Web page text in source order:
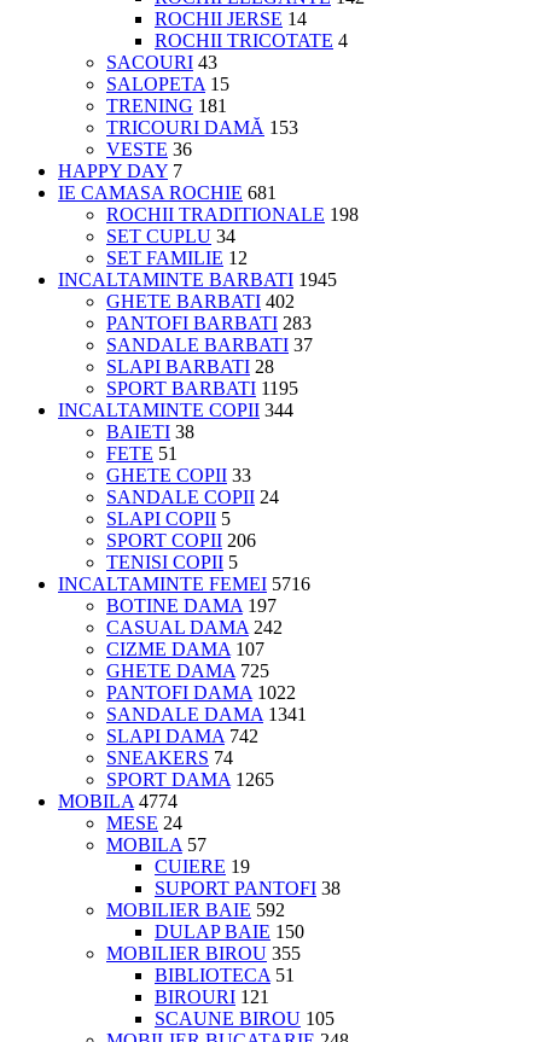
ROCHII JERSE 14
ROCHII TRICOTATE 4
SACOURI 43
SALOPETA 15
TRENING 181
TRICOURI DAMĂ 153
VESTE 36
HAPPY DAY 7
IE CAMASA ROCHIE 681
ROCHII TRADITIONALE 198
SET CUPLU 34
SET FAMILIE 12
INCALTAMINTE BARBATI 1945
GHETE BARBATI 402
PANTOFI BARBATI 283
SANDALE BARBATI 37
SLAPI BARBATI 28
SPORT BARBATI 1195
INCALTAMINTE COPII 344
BAIETI 38
FETE 51
GHETE COPII 33
SANDALE COPII 24
SLAPI COPII 5
SPORT COPII 206
TENISI COPII 5
INCALTAMINTE FEMEI 5716
BOTINE DAMA 197
CASUAL DAMA 242
CIZME DAMA 107
GHETE DAMA 725
PANTOFI DAMA 1022
SANDALE DAMA 1341
SLAPI DAMA 742
SNEAKERS 74
SPORT DAMA 1265
MOBILA 4774
MESE 24
MOBILA 57
CUIERE 19
SUPORT PANTOFI 38
MOBILIER BAIE 592
DULAP BAIE 150
MOBILIER BIROU 355
BIBLIOTECA 51
BIROURI 121
SCAUNE BIROU 105